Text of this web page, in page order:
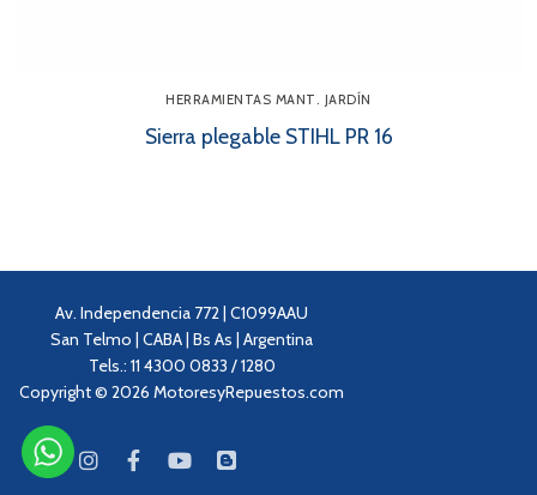
HERRAMIENTAS MANT. JARDÍN
Sierra plegable STIHL PR 16
Av. Independencia 772 | C1099AAU
San Telmo | CABA | Bs As | Argentina
Tels.: 11 4300 0833 / 1280
Copyright © 2026 MotoresyRepuestos.com